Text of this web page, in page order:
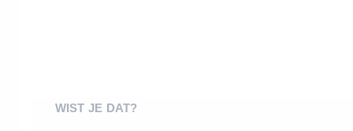
WIST JE DAT?